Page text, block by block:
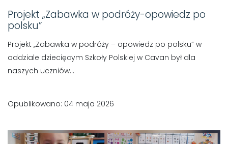
Projekt „Zabawka w podróży-opowiedz po
polsku”
Projekt „Zabawka w podróży – opowiedz po polsku” w
oddziale dziecięcym Szkoły Polskiej w Cavan był dla
naszych uczniów...
Opublikowano: 04 maja 2026